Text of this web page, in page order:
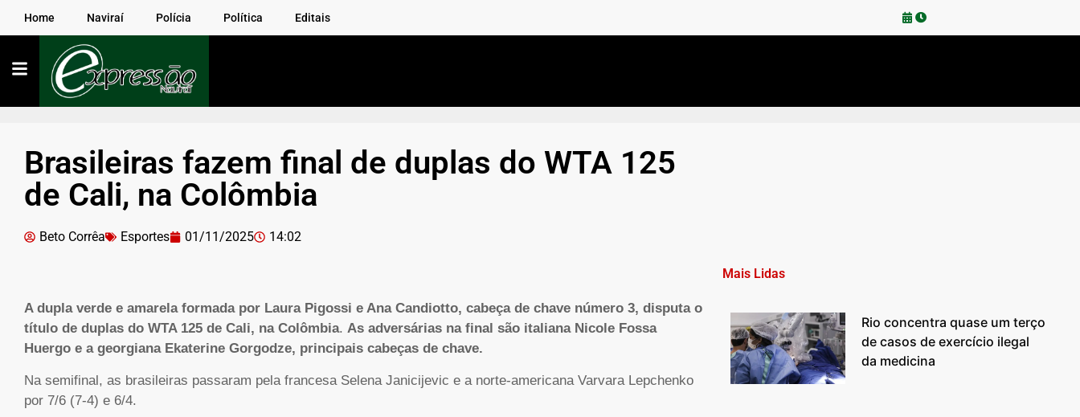
Home Naviraí Polícia Política Editais
Brasileiras fazem final de duplas do WTA 125
de Cali, na Colômbia
Beto Corrêa Esportes 01/11/2025 14:02
A dupla verde e amarela formada por Laura Pigossi e Ana Candiotto, cabeça de chave número 3, disputa o
título de duplas do WTA 125 de Cali, na Colômbia. As adversárias na final são italiana Nicole Fossa
Huergo e a georgiana Ekaterine Gorgodze, principais cabeças de chave.
Na semifinal, as brasileiras passaram pela francesa Selena Janicijevic e a norte-americana Varvara Lepchenko
por 7/6 (7-4) e 6/4.
Mais Lidas
Rio concentra quase um terço
de casos de exercício ilegal
da medicina